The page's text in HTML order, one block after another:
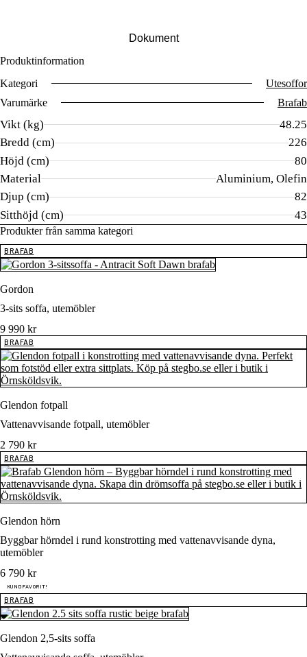
Dokument
Produktinformation
Kategori
Utesoffor
Varumärke
Brafab
Vikt (kg)
48.25
Bredd (cm)
226
Höjd (cm)
80
Material
Aluminium, Olefin
Djup (cm)
82
Sitthöjd (cm)
43
Produkter från samma kategori
BRAFAB
Gordon
3-sits soffa, utemöbler
9 990 kr
BRAFAB
Glendon fotpall
Vattenavvisande fotpall, utemöbler
2 790 kr
BRAFAB
Glendon hörn
Byggbar hörndel i rund konstrotting med vattenavvisande dyna,
utemöbler
6 790 kr
KUNDFAVORIT!
BRAFAB
Glendon 2,5-sits soffa